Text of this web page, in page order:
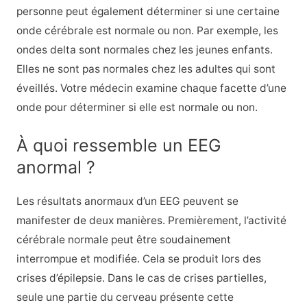
personne peut également déterminer si une certaine
onde cérébrale est normale ou non. Par exemple, les
ondes delta sont normales chez les jeunes enfants.
Elles ne sont pas normales chez les adultes qui sont
éveillés. Votre médecin examine chaque facette d’une
onde pour déterminer si elle est normale ou non.
À quoi ressemble un EEG
anormal ?
Les résultats anormaux d’un EEG peuvent se
manifester de deux manières. Premièrement, l’activité
cérébrale normale peut être soudainement
interrompue et modifiée. Cela se produit lors des
crises d’épilepsie. Dans le cas de crises partielles,
seule une partie du cerveau présente cette